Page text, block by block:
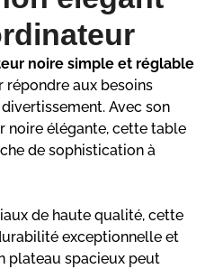
noire simple et réglable
aux besoins
Avec son
noire élégante, cette table
de sophistication à
de haute qualité, cette
exceptionnelle et
plateau spacieux peut